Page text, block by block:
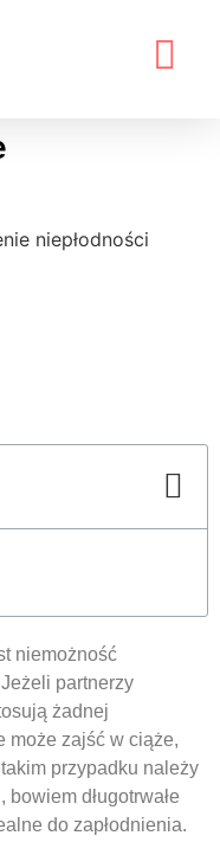
niepłodności
niemożność
partnerzy
żadnej
może zajść w ciąże,
przypadku należy
długotrwałe
do zapłodnienia.